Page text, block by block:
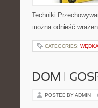
Techniki
można odnieść
CATEGORIES:
DOM I
POSTED BY ADMIN